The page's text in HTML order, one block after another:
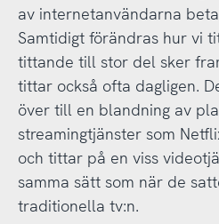
av internetanvändarna
Samtidigt förändras hur vi
tittande till stor del sker
tittar också ofta dagligen.
över till en blandning av
streamingtjänster som
och tittar på en viss
samma sätt som när de
traditionella tv:n.